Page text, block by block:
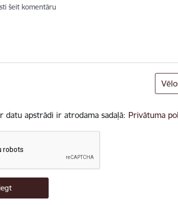
šeit komentāru
datu apstrādi ir atrodama sadaļā: Privātuma